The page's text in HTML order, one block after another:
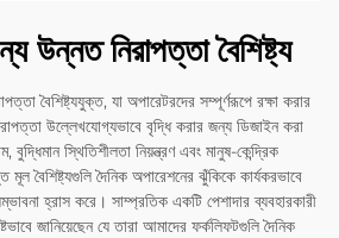
উন্নত নিরাপত্তা বৈশিষ্ট্য
বৈশিষ্ট্যযুক্ত, যা অপারেটরদের সম্পূর্ণরূপে রক্ষা করার
উল্লেখযোগ্যভাবে বৃদ্ধি করার জন্য ডিজাইন করা
বুদ্ধিমান স্থিতিশীলতা নিয়ন্ত্রণ এবং মানুষ-কেন্দ্রিক
বৈশিষ্ট্যগুলি দৈনিক অপারেশনের ঝুঁকিকে কার্যকরভাবে
হ্রাস করে। সাম্প্রতিক একটি পেশাদার ব্যবহারকারী
জানিয়েছেন যে তারা আমাদের ফর্কলিফটগুলি দৈনিক